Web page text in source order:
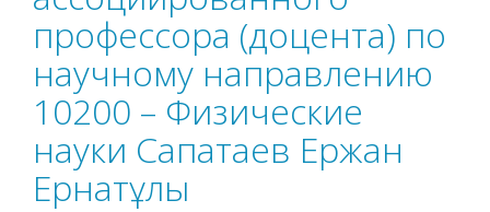
профессора (доцента) по
научному направлению
10200 – Физические
науки Сапатаев Ержан
Ернатұлы